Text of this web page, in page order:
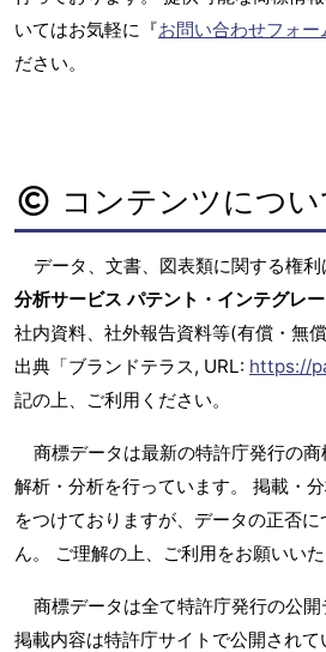
いてはお気軽に『お問い合わせフォー
ださい。
コンテンツについ
データ、文書、図表類に関する権利
分析サービス パテント・インテグレ
社内資料、社外報告資料等(有償・無
出典「ブランドテラス, URL: https://
記の上、ご利用ください。
商標データは最新の特許庁発行の商
解析・分析を行っています。 掲載・
をつけておりますが、データの正否
ん。 ご理解の上、ご利用をお願いいた
商標データは全て特許庁発行の公開
掲載内容は特許庁サイトで公開され